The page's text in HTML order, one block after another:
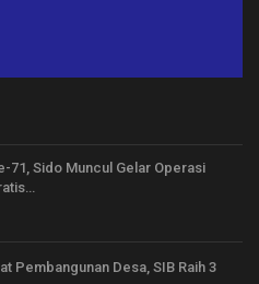
71, Sido Muncul Gelar Operasi
Pembangunan Desa, SIB Raih 3